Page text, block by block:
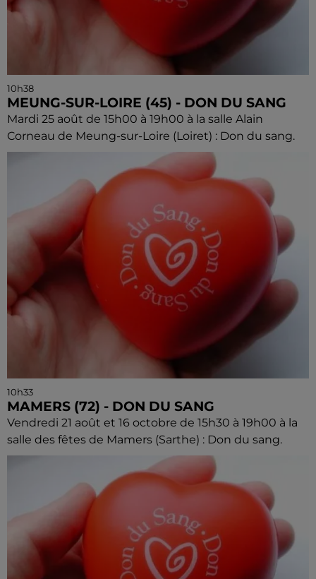
10h38
MEUNG-SUR-LOIRE (45) - DON DU SANG
Mardi 25 août de 15h00 à 19h00 à la salle Alain
Corneau de Meung-sur-Loire (Loiret) : Don du sang.
10h33
MAMERS (72) - DON DU SANG
Vendredi 21 août et 16 octobre de 15h30 à 19h00 à la
salle des fêtes de Mamers (Sarthe) : Don du sang.